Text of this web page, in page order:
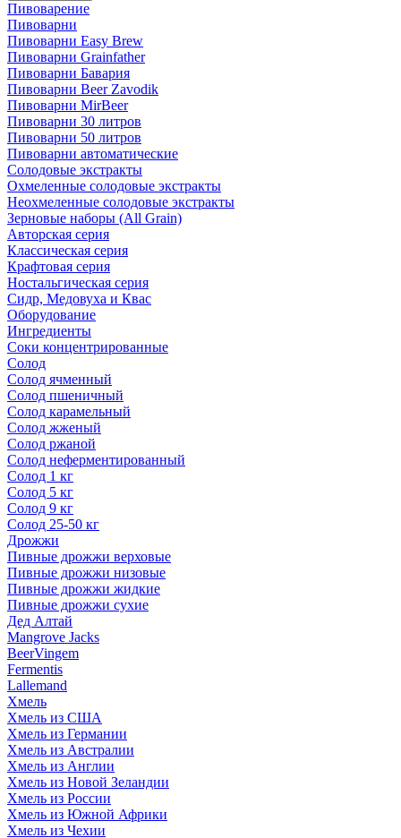
Пивоварение
Пивоварни
Пивоварни Easy Brew
Пивоварни Grainfather
Пивоварни Бавария
Пивоварни Beer Zavodik
Пивоварни MirBeer
Пивоварни 30 литров
Пивоварни 50 литров
Пивоварни автоматические
Солодовые экстракты
Охмеленные солодовые экстракты
Неохмеленные солодовые экстракты
Зерновые наборы (All Grain)
Авторская серия
Классическая серия
Крафтовая серия
Ностальгическая серия
Сидр, Медовуха и Квас
Оборудование
Ингредиенты
Соки концентрированные
Солод
Солод ячменный
Солод пшеничный
Солод карамельный
Солод жженый
Солод ржаной
Солод неферментированный
Солод 1 кг
Солод 5 кг
Солод 9 кг
Солод 25-50 кг
Дрожжи
Пивные дрожжи верховые
Пивные дрожжи низовые
Пивные дрожжи жидкие
Пивные дрожжи сухие
Дед Алтай
Mangrove Jacks
BeerVingem
Fermentis
Lallemand
Хмель
Хмель из США
Хмель из Германии
Хмель из Австралии
Хмель из Англии
Хмель из Новой Зеландии
Хмель из России
Хмель из Южной Африки
Хмель из Чехии